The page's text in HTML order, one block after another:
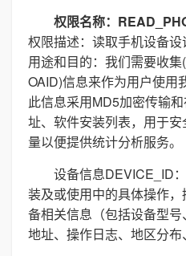
权限名称：
权限描述：读取手机设备设
用途和目的：我们需要收集
OAID)信息来作为用户使用
此信息采用MD5加密传输
址、软件安装列表，用于
量以便提供统计分析服务。
设备信息DEVICE_ID
装及或使用中的具体操作
备相关信息（包括设备型
地址、操作日志、地区分布